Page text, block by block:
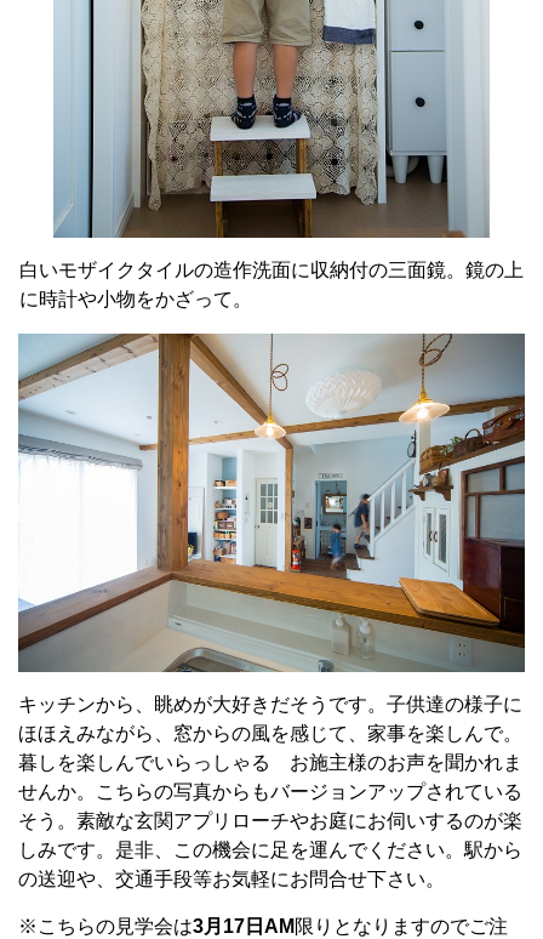
白いモザイクタイルの造作洗面に収納付の三面鏡。鏡の上
に時計や小物をかざって。
キッチンから、眺めが大好きだそうです。子供達の様子に
ほほえみながら、窓からの風を感じて、家事を楽しんで。
暮しを楽しんでいらっしゃる お施主様のお声を聞かれま
せんか。こちらの写真からもバージョンアップされている
そう。素敵な玄関アプリローチやお庭にお伺いするのが楽
しみです。是非、この機会に足を運んでください。駅から
の送迎や、交通手段等お気軽にお問合せ下さい。
※こちらの見学会は3月17日AM 限りとなりますのでご注